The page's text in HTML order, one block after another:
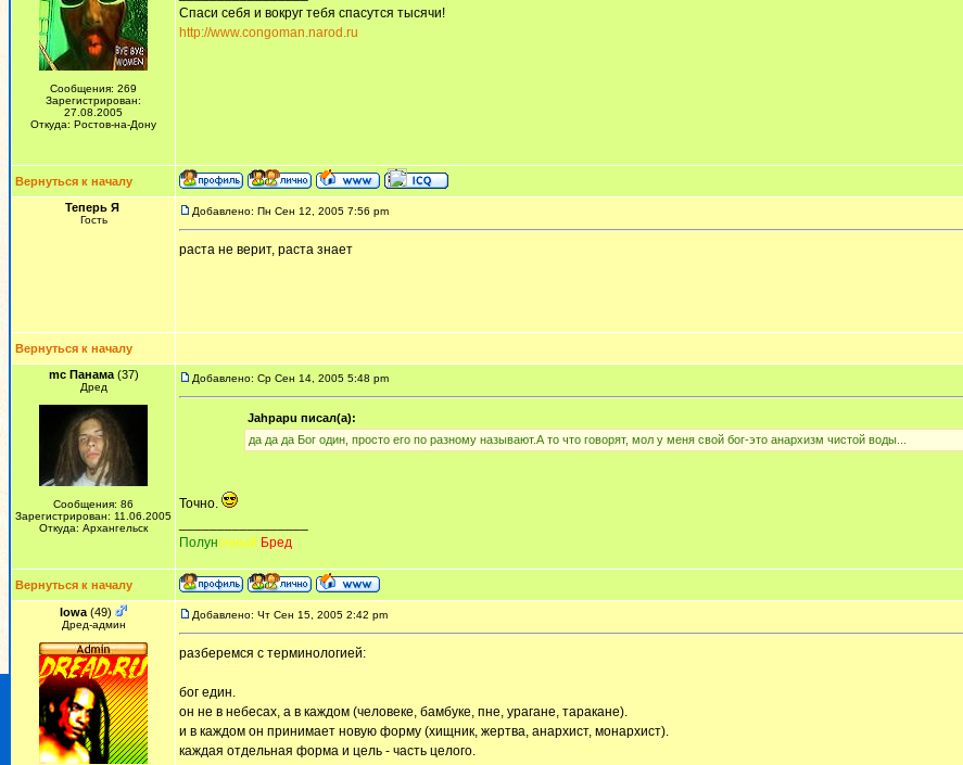
Сообщения: 269
Зарегистрирован:
27.08.2005
Откуда: Ростов-на-Дону
Спаси себя и вокруг тебя спасутся тысячи!
http://www.congoman.narod.ru
Вернуться к началу
Теперь Я
Гость
Добавлено: Пн Сен 12, 2005 7:56 pm
раста не верит, раста знает
Вернуться к началу
mc Панама(37)
Дред
Сообщения: 86
Зарегистрирован: 11.06.2005
Откуда: Архангельск
Добавлено: Ср Сен 14, 2005 5:48 pm
Jahpapu писал(а):
да да да Бог один, просто его по разному называют.А то что говорят, мол у меня свой бог-это анархизм чистой воды...
Точно.
Полуночный Бред
Вернуться к началу
Iowa (49)
Дред-админ
Добавлено: Чт Сен 15, 2005 2:42 pm
разберемся с терминологией:
бог един.
он не в небесах, а в каждом (человеке, бамбуке, пне, урагане, таракане).
и в каждом он принимает новую форму (хищник, жертва, анархист, монархист).
каждая отдельная форма и цель - часть целого.